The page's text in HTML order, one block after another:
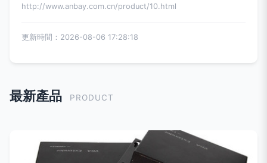
http://www.anbay.com.cn/product/10.html
更新時間：2026-08-06 17:28:18
最新產品 PRODUCT